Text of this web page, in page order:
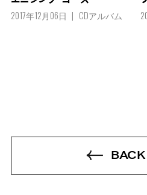
2017年12月06日 CDアルバム